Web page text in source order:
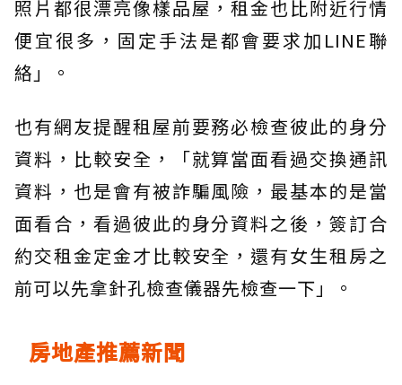
照片都很漂亮像樣品屋，租金也比附近行情
便宜很多，固定手法是都會要求加LINE聯
絡」。
也有網友提醒租屋前要務必檢查彼此的身分
資料，比較安全，「就算當面看過交換通訊
資料，也是會有被詐騙風險，最基本的是當
面看合，看過彼此的身分資料之後，簽訂合
約交租金定金才比較安全，還有女生租房之
前可以先拿針孔檢查儀器先檢查一下」。
房地產推薦新聞